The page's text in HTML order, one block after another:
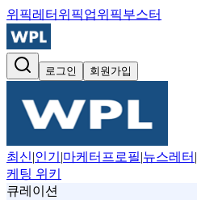
위픽레터 위픽업위픽부스터
로그인 회원가입
최신|인기 |마케터프로필|뉴스레터 |
케팅 위키
큐레이션